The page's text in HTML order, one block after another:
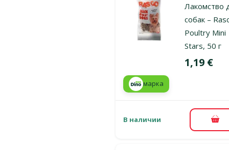
Лакомство
собак –
Poultry Mini
Stars, 50 г
Цена
1,19 €
марка
В наличии В